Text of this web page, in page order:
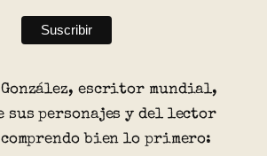
González, escritor mundial,
sus personajes y del lector
comprendo bien lo primero: